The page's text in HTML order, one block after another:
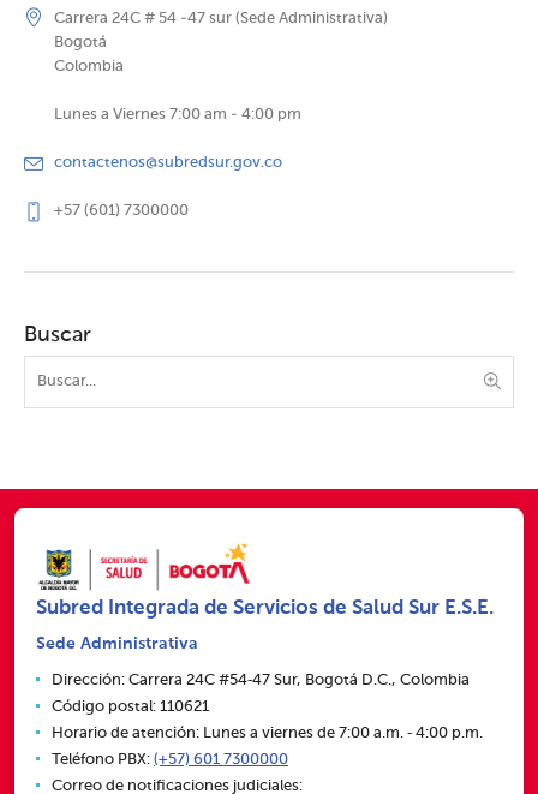
Carrera 24C # 54 -47 sur (Sede Administrativa)
Bogotá
Colombia
Lunes a Viernes 7:00 am - 4:00 pm
contactenos@subredsur.gov.co
+57 (601) 7300000
Buscar
Subred Integrada de Servicios de Salud Sur E.S.E.
Sede Administrativa
Dirección: Carrera 24C #54‑47 Sur, Bogotá D.C., Colombia
Código postal: 110621
Horario de atención: Lunes a viernes de 7:00 a.m. ‑ 4:00 p.m.
Teléfono PBX: (+57) 601 7300000
Correo de notificaciones judiciales: